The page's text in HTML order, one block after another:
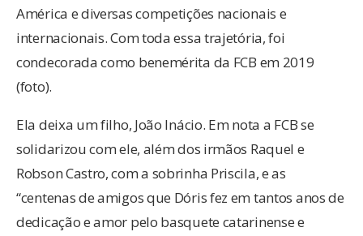
América e diversas competições nacionais e
internacionais. Com toda essa trajetória, foi
condecorada como benemérita da FCB em 2019
(foto).
Ela deixa um filho, João Inácio. Em nota a FCB se
solidarizou com ele, além dos irmãos Raquel e
Robson Castro, com a sobrinha Priscila, e as
“centenas de amigos que Dóris fez em tantos anos de
dedicação e amor pelo basquete catarinense e